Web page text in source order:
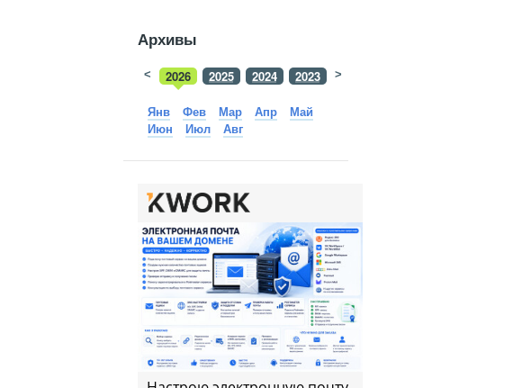
Архивы
2026 2025 2024 2023 2022
< >
Янв Фев Мар Апр
Май
Июн
Июл Авг